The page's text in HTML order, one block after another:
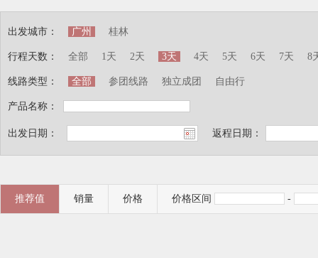
出发城市：
行程天数：
线路类型：
产品名称：
广州 桂林
全部 1天 2天 3天 4天 5天 6天 7天 8
全部 参团线路 独立成团 自由行
出发日期： 返程日期：
推荐值 销量 价格 价格区间 -